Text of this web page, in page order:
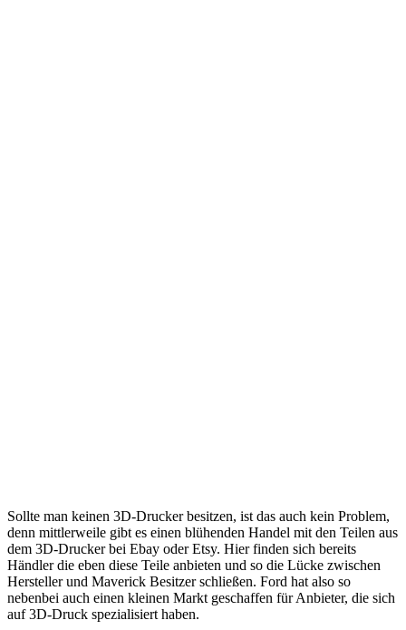
Sollte man keinen 3D-Drucker besitzen, ist das auch kein Problem,
denn mittlerweile gibt es einen blühenden Handel mit den Teilen aus
dem 3D-Drucker bei Ebay oder Etsy. Hier finden sich bereits
Händler die eben diese Teile anbieten und so die Lücke zwischen
Hersteller und Maverick Besitzer schließen. Ford hat also so
nebenbei auch einen kleinen Markt geschaffen für Anbieter, die sich
auf 3D-Druck spezialisiert haben.